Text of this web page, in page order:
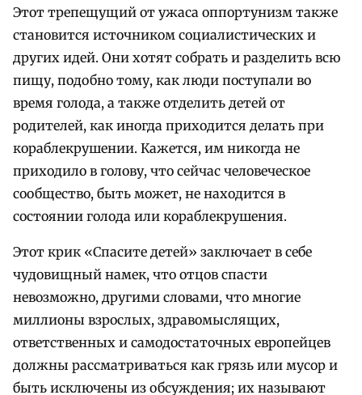
Этот трепещущий от ужаса оппортунизм также
становится источником социалистических и
других идей. Они хотят собрать и разделить всю
пищу, подобно тому, как люди поступали во
время голода, а также отделить детей от
родителей, как иногда приходится делать при
кораблекрушении. Кажется, им никогда не
приходило в голову, что сейчас человеческое
сообщество, быть может, не находится в
состоянии голода или кораблекрушения.
Этот крик «Спасите детей» заключает в себе
чудовищный намек, что отцов спасти
невозможно, другими словами, что многие
миллионы взрослых, здравомыслящих,
ответственных и самодостаточных европейцев
должны рассматриваться как грязь или мусор и
быть исключены из обсуждения; их называют